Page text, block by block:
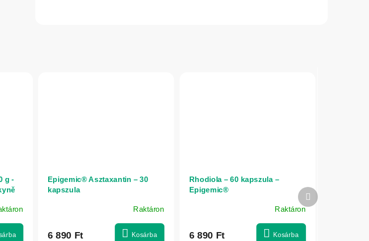
g - Epigemic® Asztaxantin – 30
kapszula
Raktáron
6 890 Ft Kosárba
Rhodiola – 60 kapszula –
Epigemic®
Raktáron
6 890 Ft Kosárba
Következő
termék